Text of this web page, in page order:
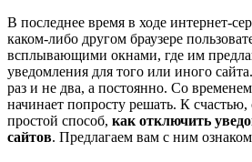
В последнее время в ходе интернет-
каком-либо другом браузере
всплывающими окнами, где им
уведомления для того или иного
раз и не два, а постоянно. Со
начинает попросту решать. К счастью,
простой способ, как отключить
сайтов. Предлагаем вам с ним